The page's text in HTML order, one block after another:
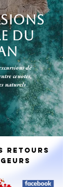
du
de
cenotes,
naturels